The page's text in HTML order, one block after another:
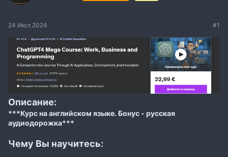
24 Июл 2024 #1
Описание:
***Курс на английском языке. Бонус - русская
аудиодорожка***
Чему Вы научитесь: